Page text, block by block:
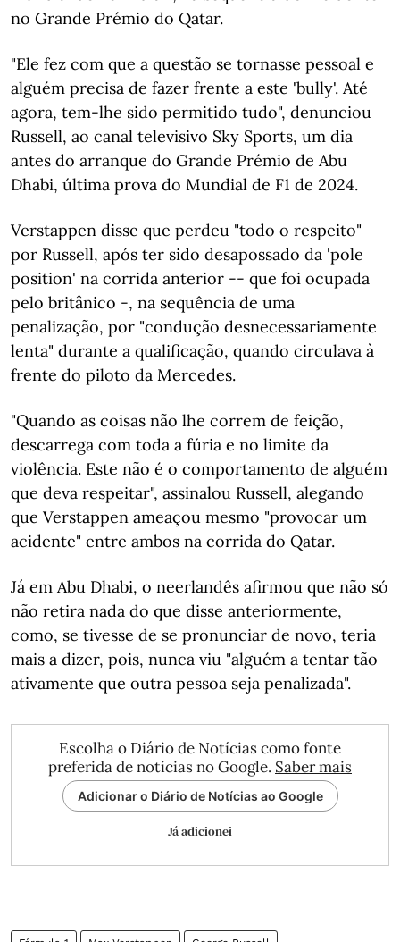
no Grande Prémio do Qatar.
"Ele fez com que a questão se tornasse pessoal e
alguém precisa de fazer frente a este 'bully'. Até
agora, tem-lhe sido permitido tudo", denunciou
Russell, ao canal televisivo Sky Sports, um dia
antes do arranque do Grande Prémio de Abu
Dhabi, última prova do Mundial de F1 de 2024.
Verstappen disse que perdeu "todo o respeito"
por Russell, após ter sido desapossado da 'pole
position' na corrida anterior -- que foi ocupada
pelo britânico -, na sequência de uma
penalização, por "condução desnecessariamente
lenta" durante a qualificação, quando circulava à
frente do piloto da Mercedes.
"Quando as coisas não lhe correm de feição,
descarrega com toda a fúria e no limite da
violência. Este não é o comportamento de alguém
que deva respeitar", assinalou Russell, alegando
que Verstappen ameaçou mesmo "provocar um
acidente" entre ambos na corrida do Qatar.
Já em Abu Dhabi, o neerlandês afirmou que não só
não retira nada do que disse anteriormente,
como, se tivesse de se pronunciar de novo, teria
mais a dizer, pois, nunca viu "alguém a tentar tão
ativamente que outra pessoa seja penalizada".
Escolha o Diário de Notícias como fonte
preferida de notícias no Google. Saber mais
Adicionar o Diário de Notícias ao Google
Já adicionei